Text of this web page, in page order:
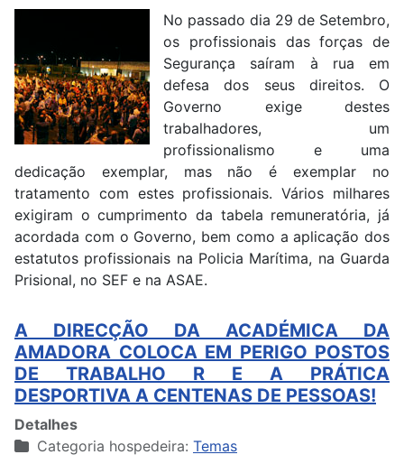
No passado dia 29 de Setembro,
os profissionais das forças de
Segurança saíram à rua em
defesa dos seus direitos. O
Governo exige destes
trabalhadores, um
profissionalismo e uma
dedicação exemplar, mas não é exemplar no
tratamento com estes profissionais. Vários milhares
exigiram o cumprimento da tabela remuneratória, já
acordada com o Governo, bem como a aplicação dos
estatutos profissionais na Policia Marítima, na Guarda
Prisional, no SEF e na ASAE.
A DIRECÇÃO DA ACADÉMICA DA
AMADORA COLOCA EM PERIGO POSTOS
DE TRABALHO R E A PRÁTICA
DESPORTIVA A CENTENAS DE PESSOAS!
Detalhes
Categoria hospedeira: Temas